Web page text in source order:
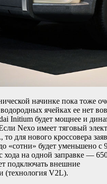
начинке пока тоже
ячейках ее нет
Initium будет мощнее и
Nexo имеет тяговый
для нового кроссовера
«сотни» будет уменьшено с
хода на одной заправке —
подключать внешние
(технология V2L).